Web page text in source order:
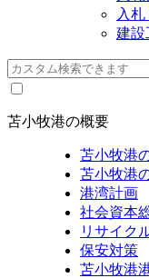
入
建設
苫小牧港の概要
苫小牧港
苫小牧港
港湾計画
社会資本
リサイク
保安対策
苫小牧港